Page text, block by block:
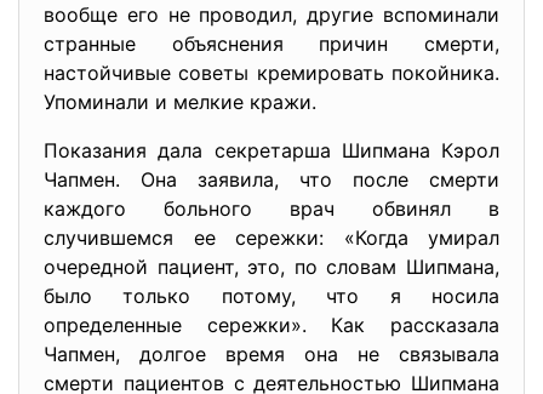
вообще его не проводил, другие вспоминали
странные объяснения причин смерти,
настойчивые советы кремировать покойника.
Упоминали и мелкие кражи.
Показания дала секретарша Шипмана Кэрол
Чапмен. Она заявила, что после смерти
каждого больного врач обвинял в
случившемся ее сережки: «Когда умирал
очередной пациент, это, по словам Шипмана,
было только потому, что я носила
определенные сережки». Как рассказала
Чапмен, долгое время она не связывала
смерти пациентов с деятельностью Шипмана